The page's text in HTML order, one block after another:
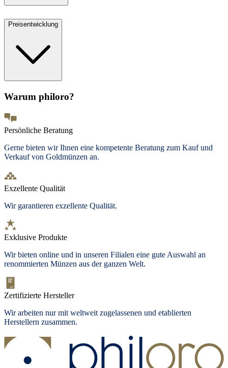
Preisentwicklung
Warum philoro?
Persönliche Beratung
Gerne bieten wir Ihnen eine kompetente Beratung zum Kauf und
Verkauf von Goldmünzen an.
Exzellente Qualität
Wir garantieren exzellente Qualität.
Exklusive Produkte
Wir bieten online und in unseren Filialen eine gute Auswahl an
renommierten Münzen aus der ganzen Welt.
Zertifizierte Hersteller
Wir arbeiten nur mit weltweit zugelassenen und etablierten
Herstellern zusammen.